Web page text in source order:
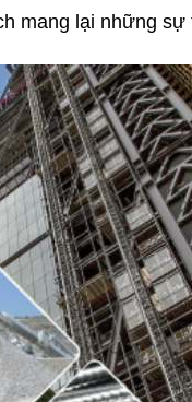
mang lại những sự